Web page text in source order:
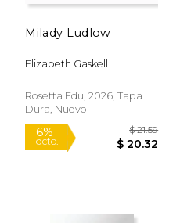
6%
Milady Ludlow
Elizabeth Gaskell
Rosetta Edu, 2026, Tapa
Dura, Nuevo